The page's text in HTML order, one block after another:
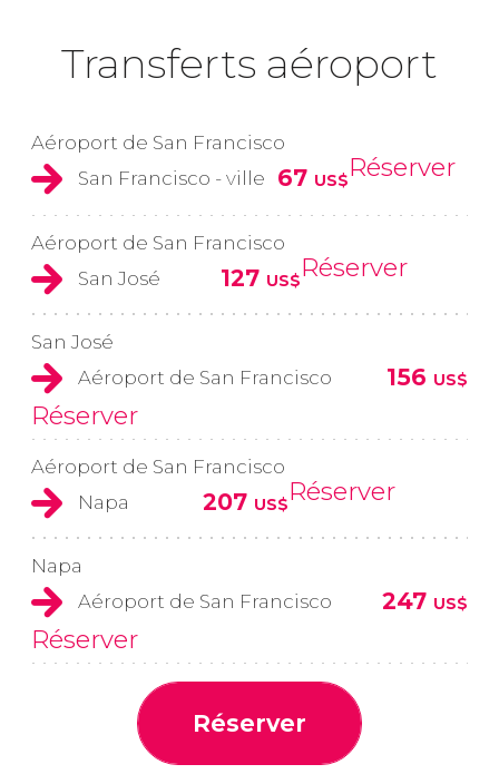
Transferts aéroport
Aéroport de San Francisco
San Francisco - ville
67 US$Réserver
Aéroport de San Francisco
San José
127 US$Réserver
San José
Aéroport de San Francisco
156 US$
Réserver
Aéroport de San Francisco
Napa
207 US$Réserver
Napa
Aéroport de San Francisco
247 US$
Réserver
Réserver